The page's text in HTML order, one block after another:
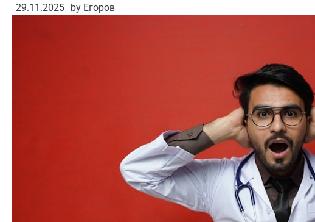
29.11.2025 by Егоров